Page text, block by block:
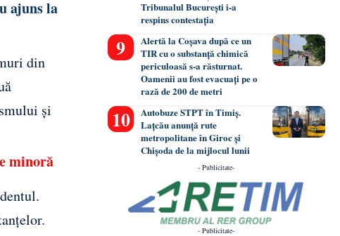
ajuns la
din
și
minoră
Tribunalul București i-a
respins contestația
Alertă la Coșava după ce un
TIR cu o substanță chimică
periculoasă s-a răsturnat.
Oamenii au fost evacuați pe o
rază de 200 de metri
Autobuze STPT în Timiș.
Lațcău anunță rute
metropolitane în Giroc și
Chișoda de la mijlocul lunii
- Publicitate-
- Publicitate-